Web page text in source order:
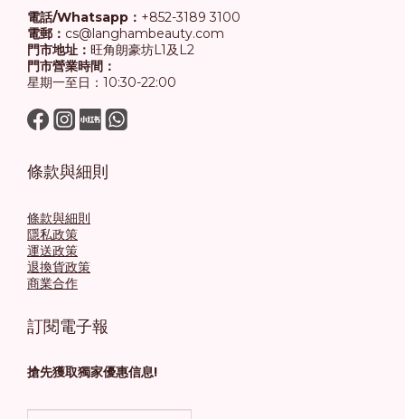
電話/Whatsapp： +852-3189 3100
電郵： cs@langhambeauty.com
門市地址： 旺角朗豪坊L1及L2
門市營業時間：
星期一至日：10:30-22:00
條款與細則
條款與細則
隱私政策
運送政策
退換貨政策
商業合作
訂閱電子報
搶先獲取獨家優惠信息!